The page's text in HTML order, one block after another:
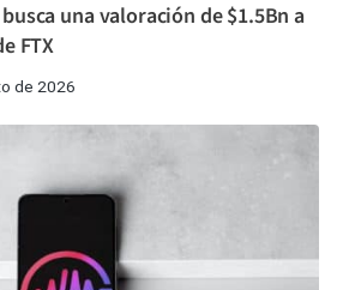
una valoración de $1.5Bn a
FTX
de 2026